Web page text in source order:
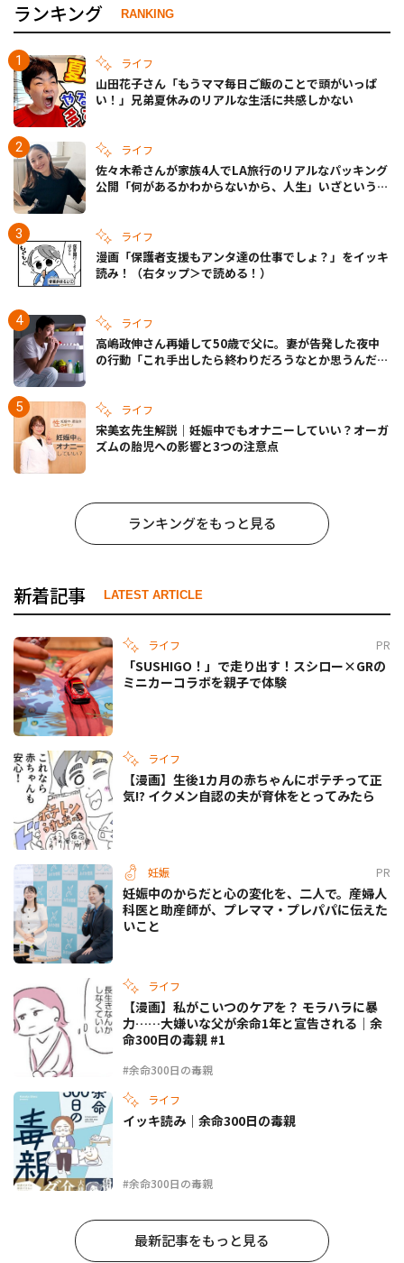
ランキング RANKING
ライフ
山田花子さん「もうママ毎日ご飯のことで頭がいっぱ
い！」兄弟夏休みのリアルな生活に共感しかない
ライフ
佐々木希さんが家族4人でLA旅行のリアルなパッキング
公開「何があるかわからないから、人生」いざというと
ライフ
漫画「保護者支援もアンタ達の仕事でしょ？」をイッキ
読み！（右タップ＞で読める！）
ライフ
高嶋政伸さん再婚して50歳で父に。妻が告発した夜中
の行動「これ手出したら終わりだろうなとか思うんだけ
ライフ
宋美玄先生解説｜妊娠中でもオナニーしていい？オーガ
ズムの胎児への影響と3つの注意点
ランキングをもっと見る
新着記事 LATEST ARTICLE
ライフ PR
「SUSHIGO！」で走り出す！スシロー×GRの
ミニカーコラボを親子で体験
ライフ
【漫画】生後1カ月の赤ちゃんにポテチって正
気!? イクメン自認の夫が育休をとってみたら
妊娠 PR
妊娠中のからだと心の変化を、二人で。産婦人
科医と助産師が、プレママ・プレパパに伝えた
いこと
ライフ
#余命300日の毒親
【漫画】私がこいつのケアを？ モラハラに暴
力……大嫌いな父が余命1年と宣告される｜余
命300日の毒親 #1
ライフ
#余命300日の毒親
イッキ読み｜余命300日の毒親
最新記事をもっと見る